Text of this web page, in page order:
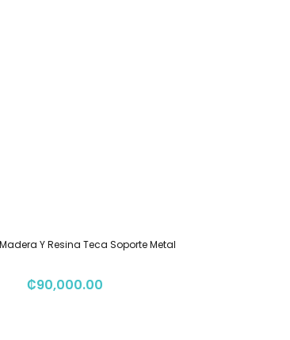
Y Resina Teca Soporte Metal
₡90,000.00